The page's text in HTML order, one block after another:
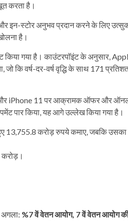
करता है।
इन-स्टोर अनुभव प्रदान करने के लिए
है।
किया गया है। काउंटरपॉइंट के अनुसार,
कि वर्ष-दर-वर्ष वृद्धि के साथ 171
और iPhone 11 पर आक्रामक ऑफर और
पार किया, यह आगे उल्लेख किया गया है।
13,755.8 करोड़ रुपये कमाए, जबकि उसका
करोड़।
अगला: %7 वें वेतन आयोग, 7 वें वेतन आयोग